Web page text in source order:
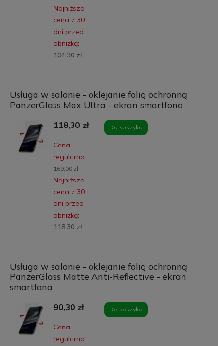
Najniższa
cena z 30
dni przed
obniżką:
104,30 zł
Usługa w salonie - oklejanie folią ochronną
PanzerGlass Max Ultra - ekran smartfona
118,30 zł
Cena
regularna:
169,00 zł
Najniższa
cena z 30
dni przed
obniżką:
118,30 zł
Do koszyka
Usługa w salonie - oklejanie folią ochronną
PanzerGlass Matte Anti-Reflective - ekran
smartfona
90,30 zł
Cena
regularna:
Do koszyka